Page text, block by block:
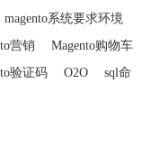
magento系统要求环境
营销
Magento购物车
验证码 O2O
sql命